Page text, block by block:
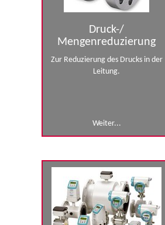
Druck-/
Mengenreduzierung
Zur Reduzierung des Drucks in der
Leitung.
Weiter...